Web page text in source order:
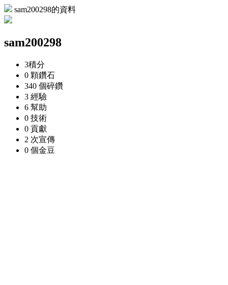
sam200298的資料
sam200298
3積分
0 顆鑽石
340 個碎鑽
3 經驗
6 幫助
0 技術
0 貢獻
2 次宣傳
0 個金豆